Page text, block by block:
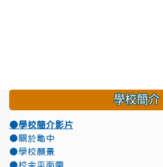
學校簡介
●學校簡介影片
●關於龜中
●學校願景